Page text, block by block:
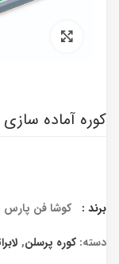
برای
کوره آماده سازی سیلندر 1
برند :
کوشا فن پارس
دسته:کوره پرسلن,